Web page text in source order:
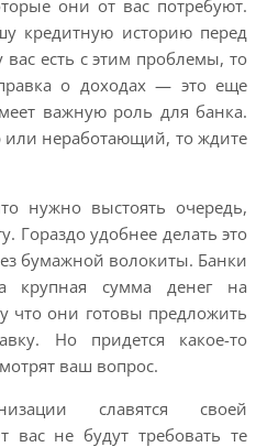
они от вас потребуют.
кредитную историю перед
есть с этим проблемы, то
о доходах — это еще
важную роль для банка.
или неработающий, то ждите
нужно выстоять очередь,
Гораздо удобнее делать это
бумажной волокиты. Банки
крупная сумма денег на
что они готовы предложить
Но придется какое-то
ваш вопрос.
славятся своей
вас не будут требовать те